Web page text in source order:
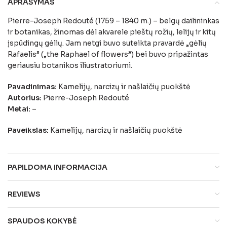
APRAŠYMAS
Pierre-Joseph Redouté (1759 – 1840 m.) – belgų dailininkas
ir botanikas, žinomas dėl akvarele pieštų rožių, lelijų ir kitų
įspūdingų gėlių. Jam netgi buvo suteikta pravardė „gėlių
Rafaelis” („the Raphael of flowers”) bei buvo pripažintas
geriausiu botanikos iliustratoriumi.
Pavadinimas: Kamelijų, narcizų ir našlaičių puokštė
Autorius: Pierre-Joseph Redouté
Metai: –
Paveikslas: Kamelijų, narcizų ir našlaičių puokštė
PAPILDOMA INFORMACIJA
REVIEWS
SPAUDOS KOKYBĖ